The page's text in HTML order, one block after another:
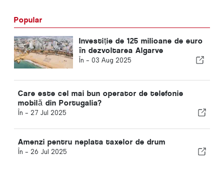
Popular
Investiție de 125 milioane de euro
în dezvoltarea Algarve
În - 03 Aug 2025
Care este cel mai bun operator de telefonie
mobilă din Portugalia?
În - 27 Jul 2025
Amenzi pentru neplata taxelor de drum
În - 26 Jul 2025